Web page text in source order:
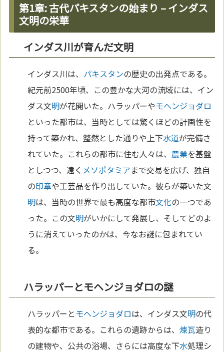
第1章: 古代パキスタンの始まり – インダス
文明の栄華
インダス川が育んだ文明
インダス川は、 パキスタンの歴史の出発点である。
紀元前2500年頃、この豊かな大河の流域には、イン
ダス文明が花開いた。ハラッパーやモヘンジョダロ
といった都市は、当時としては驚くほどの計画性を
持って築かれ、整然とした通りや上下水道が完備さ
れていた。これらの都市に住む人々は、 農業を基盤
としつつ、遠く メソポタミアまで交易を広げ、独自
の印章や工芸品を作り出していた。彼らが築いた文
明は、当時の世界で最も高度な都市文化の一つであ
った。この文明がいかにして発展し、そしてどのよ
うに消えていったのかは、今なお謎に包まれてい
る。
ハラッパーとモヘンジョダロの謎
ハラッパーと モヘンジョダロは、インダス文明の代
表的な都市である。これらの遺跡からは、煉瓦造り
の建物や、公共の浴場、さらには高度な下水処理シ